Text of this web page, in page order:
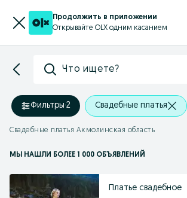
Продолжить в приложении
Открывайте OLX одним касанием
Что ищете?
Фильтры·2 Свадебные платья
Свадебные платья Акмолинская область
МЫ НАШЛИ БОЛЕЕ 1 000 ОБЪЯВЛЕНИЙ
Платье свадебное